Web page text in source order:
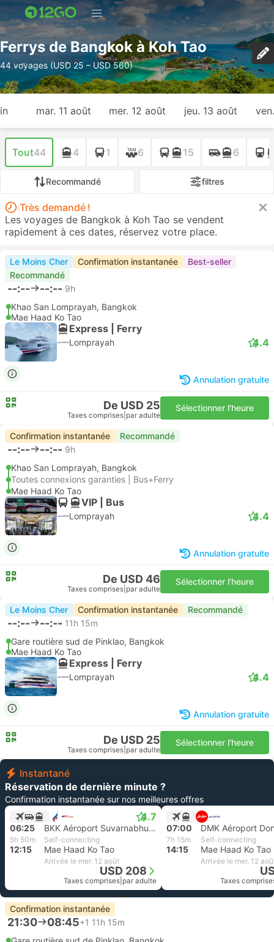
Ferrys de Bangkok à Koh Tao
44 voyages (USD 25 – USD 560)
mar. 11 août mer. 12 août jeu. 13 août
Tout44 4 1 6 15 6
Recommandé filtres
Très demandé !
Les voyages de Bangkok à Koh Tao se vendent
rapidement à ces dates, réservez votre place.
Le Moins Cher Confirmation instantanée
Best-seller
Recommandé
--:-- --:-- 9h
Khao San Lomprayah, Bangkok
Mae Haad Ko Tao
Express | Ferry
Lomprayah 4.4
Annulation gratuite
De USD 25
Taxes comprises par adulte
Sélectionner l'heure
Confirmation instantanée Recommandé
--:-- --:-- 9h
Khao San Lomprayah, Bangkok
Toutes connexions garanties | Bus+Ferry
Mae Haad Ko Tao
VIP | Bus
Lomprayah 4.4
Annulation gratuite
De USD 46
Taxes comprises par adulte
Sélectionner l'heure
Le Moins Cher Confirmation instantanée Recommandé
--:-- --:-- 11h 15m
Gare routière sud de Pinklao, Bangkok
Mae Haad Ko Tao
Express | Ferry
Lomprayah 4.4
Annulation gratuite
De USD 25
Taxes comprises par adulte
Sélectionner l'heure
Instantané
Réservation de dernière minute ?
Confirmation instantanée sur nos meilleures offres
4.7
06:25 BKK Aéroport Suvarnabhumi, Bangkok
5h 50m Self-connecting
12:15 Mae Haad Ko Tao
Arrivée le mer. 12 août
USD 208
Taxes comprises par adulte
07:00 DMK Aéroport
7h 15m Self-connecting
14:15 Mae Haad Ko Tao
Arrivée le mer. 12
Taxes
Confirmation instantanée
21:30 08:45+1 11h 15m